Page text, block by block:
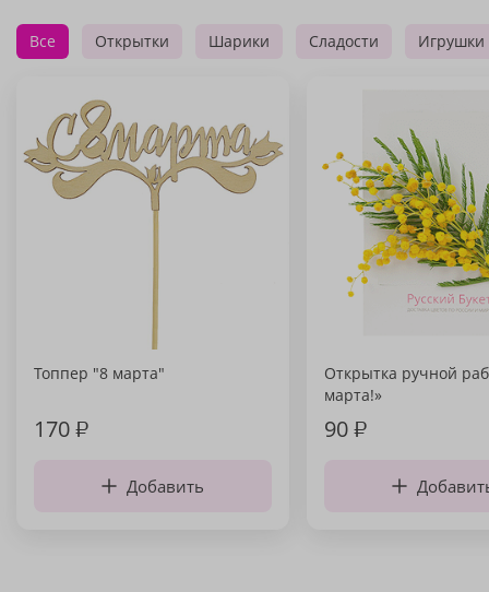
Все Открытки Шарики Сладости Игрушки
Топпер "8 марта"
170₽
Добавить
Открытка ручной
марта!»
90₽